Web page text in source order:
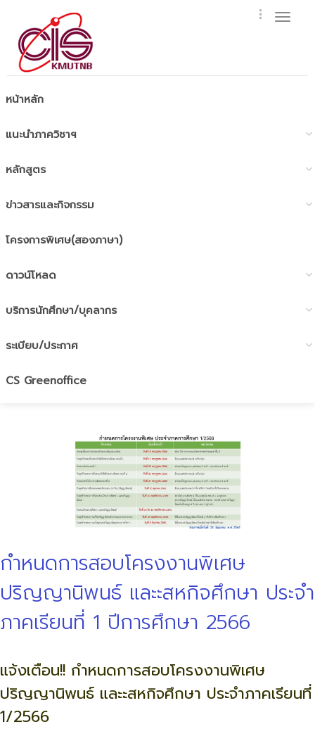
หน้าหลัก
แนะนำภาควิชาฯ
หลักสูตร
ข่าวสารและกิจกรรม
โครงการพิเศษ(สองภาษา)
ดาวน์โหลด
บริการนักศึกษา/บุคลากร
ระเบียบ/ประกาศ
CS Greenoffice
กำหนดการสอบโครงงานพิเศษ
ปริญญานิพนธ์ และะสหกิจศึกษา ประจำ
ภาคเรียนที่ 1 ปีการศึกษา 2566
แจ้งเตือน!! กำหนดการสอบโครงงานพิเศษ
ปริญญานิพนธ์ และะสหกิจศึกษา ประจำภาคเรียนที่
1/2566